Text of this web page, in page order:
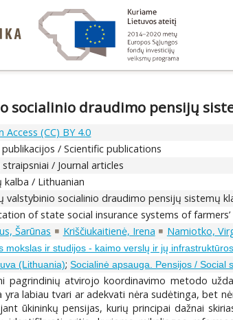
socialinio draudimo pensijų
Access (CC) BY 4.0
/ Scientific publications
straipsniai / Journal articles
kalba / Lithuanian
valstybinio socialinio draudimo pensijų sistemų
of state social insurance systems of farmers’
Šarūnas Kriščiukaitienė, Irena
Namiotko,
mokslas ir studijos - kaimo verslų ir jų
(Lithuania);Socialinė apsauga. Pensijos / Social
pagrindinių atvirojo koordinavimo metodo
yra labiau tvari ar adekvati nėra sudėtinga, bet
ūkininkų pensijas, kurių principai dažnai